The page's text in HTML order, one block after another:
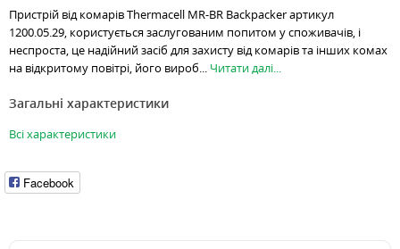
Пристрій від комарів Thermacell MR-BR Backpacker артикул
1200.05.29, користується заслугованим попитом у споживачів, і
неспроста, це надійний засіб для захисту від комарів та інших комах
на відкритому повітрі, його вироб... Читати далі...
Загальні характеристики
Всі характеристики
Facebook